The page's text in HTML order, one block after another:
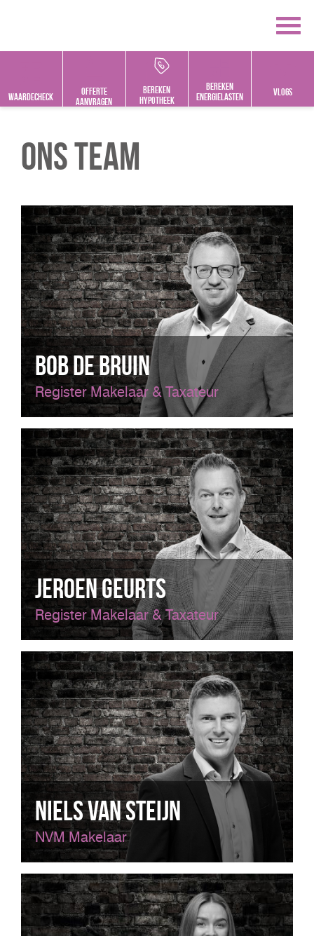
Ons team
Bob de Bruin
Register Makelaar & Taxateur
Jeroen Geurts
Register Makelaar & Taxateur
Niels van Steijn
NVM Makelaar
Waardecheck
offerte
aanvragen
bereken
hypotheek
Bereken
energielasten
vlogs